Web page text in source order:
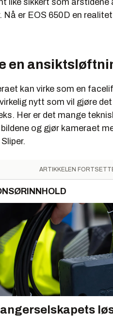
sender
som skulle
for fotobransjen, sank
økte kraftig med 33
eller
speilreflekser sank med hele
av systemkameraer
har hatt
like sikkert som
Nå er EOS 650D en
en
kan virke som en
nytt som vil gjøre
Her er det mange
og gjør kameraet
ARTIKKELEN